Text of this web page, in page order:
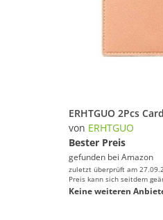
von ERHTGUO
Bester Preis
gefunden bei Amazon
zuletzt überprüft am
Preis kann sich seitdem
Keine weiteren